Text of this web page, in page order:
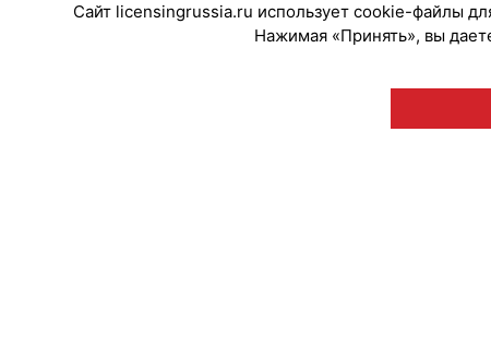
©
Сайт licensingrussia.ru использует cookie-файлы
Нажимая «Принять», вы